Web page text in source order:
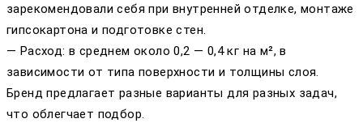
зарекомендовали себя при внутренней отделке, монтаже
гипсокартона и подготовке стен.
— Расход: в среднем около 0,2 — 0,4 кг на м², в
зависимости от типа поверхности и толщины слоя.
Бренд предлагает разные варианты для разных задач,
что облегчает подбор.